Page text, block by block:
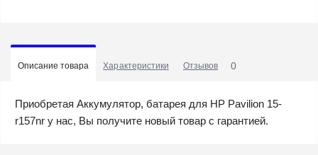
Описание товара Характеристики Отзывов 0
Приобретая Аккумулятор, батарея для HP Pavilion 15-
r157nr у нас, Вы получите новый товар с гарантией.